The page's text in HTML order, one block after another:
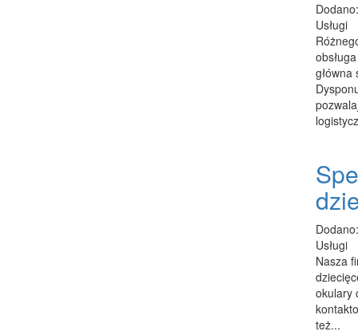
Usługi
Usługi
Nasza
okulary
też...